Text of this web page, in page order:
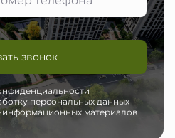
звонок
персональных данных
материалов